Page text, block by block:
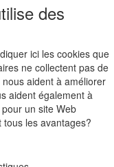
des
ici les cookies que
ne collectent pas de
aident à améliorer
aident également à
un site Web
les avantages?